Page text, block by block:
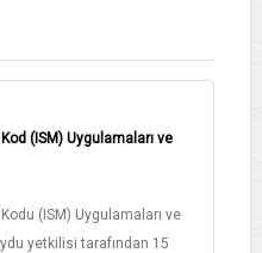
(ISM) Uygulamaları ve
(ISM) Uygulamaları ve
yetkilisi tarafından 15